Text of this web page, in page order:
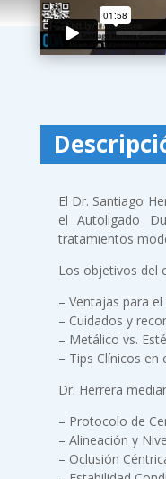
El Dr. Santiago
el Autoligado
tratamientos
Los objetivos del
– Ventajas para
– Cuidados y
– Metálico vs.
– Tips Clínicos
Dr. Herrera
– Protocolo de
– Alineación y
– Oclusión